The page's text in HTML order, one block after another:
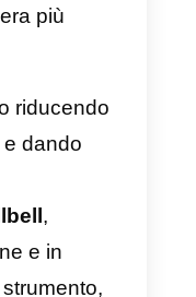
è
modo
ai tuoi
sensazioni
molto più